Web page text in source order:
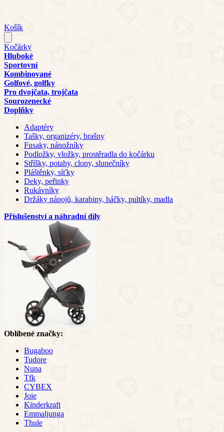
Košík
Kočárky
Hluboké
Sportovní
Kombinované
Golfové, golfky
Pro dvojčata, trojčata
Sourozenecké
Doplňky
Adaptéry
Tašky, organizéry, brašny
Fusaky, nánožníky
Podložky, vložky, prostěradla do kočárku
Stříšky, potahy, clony, slunečníky
Pláštěnky, síťky
Deky, peřinky
Rukávníky
Držáky nápojů, karabiny, háčky, pultíky, madla
Příslušenství a náhradní díly
Oblíbené značky:
Bugaboo
Tudore
Nuna
Tfk
CYBEX
Joie
Kinderkraft
Emmaljunga
Thule